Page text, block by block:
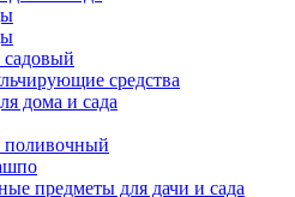
средства
дома и сада
поливочный
предметы для дачи и сада